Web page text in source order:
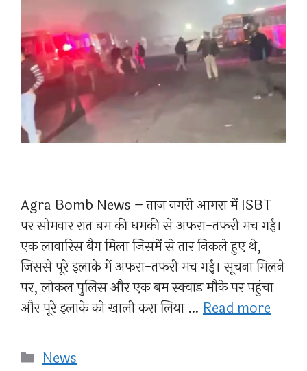
Agra Bomb News – ताज नगरी आगरा में ISBT
पर सोमवार रात बम की धमकी से अफरा-तफरी मच गई।
एक लावारिस बैग मिला जिसमें से तार निकले हुए थे,
जिससे पूरे इलाके में अफरा-तफरी मच गई। सूचना मिलने
पर, लोकल पुलिस और एक बम स्क्वाड मौके पर पहुंचा
और पूरे इलाके को खाली करा लिया … Read more
Categories
News